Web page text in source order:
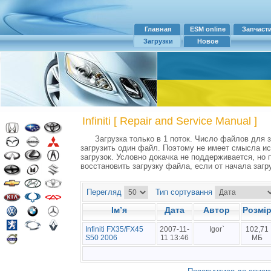
Главная ESM online
Загрузки
Новое
Infiniti [ Repair and Service Manual ]
Загрузка только в 1 поток. Число файлов для
загрузить один файл. Поэтому не имеет смысла
загрузок. Условно докачка не поддерживается,
восстановить загрузку файла, если от начала
Перегляд Тип сортування
Ім’я Дата Автор Розмір
Infiniti FX35/FX45
S50 2006
2007-11-
11 13:46
Igor`
102,71
МБ